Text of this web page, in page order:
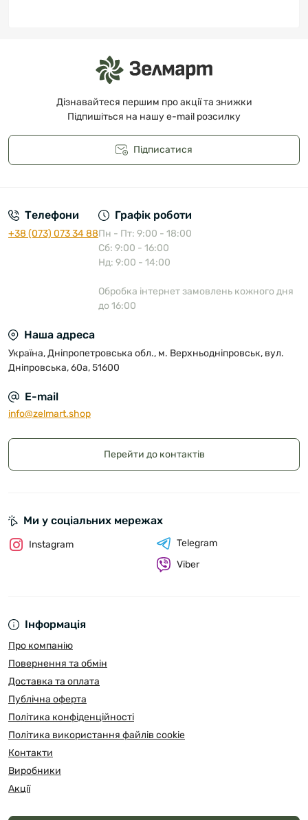
Дізнавайтеся першим про акції та знижки
Підпишіться на нашу e-mail розсилку
Підписатися
Телефони
+38 (073) 073 34 88
Графік роботи
Пн - Пт: 9:00 - 18:00
Сб: 9:00 - 16:00
Нд: 9:00 - 14:00
Обробка інтернет замовлень кожного дня
до 16:00
Наша адреса
Україна, Дніпропетровська обл., м. Верхньодніпровськ, вул.
Дніпровська, 60а, 51600
E-mail
info@zelmart.shop
Перейти до контактів
Інформація
Про компанію
Повернення та обмін
Доставка та оплата
Публічна оферта
Політика конфіденційності
Політика використання файлів cookie
Контакти
Виробники
Акції
Ми у соціальних мережах
Instagram
Telegram
Viber